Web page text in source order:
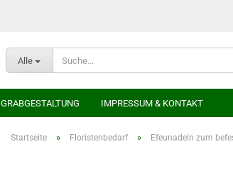
Alle
GRABGESTALTUNG IMPRESSUM & KONTAKT
Startseite » Floristenbedarf » Efeunadeln zum